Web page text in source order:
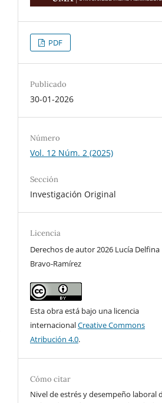
PDF
Publicado
30-01-2026
Número
Vol. 12 Núm. 2 (2025)
Sección
Investigación Original
Licencia
Derechos de autor 2026 Lucía Delfina
Bravo-Ramírez
Esta obra está bajo una licencia
internacionalCreative Commons
Atribución 4.0.
Cómo citar
Nivel de estrés y desempeño laboral